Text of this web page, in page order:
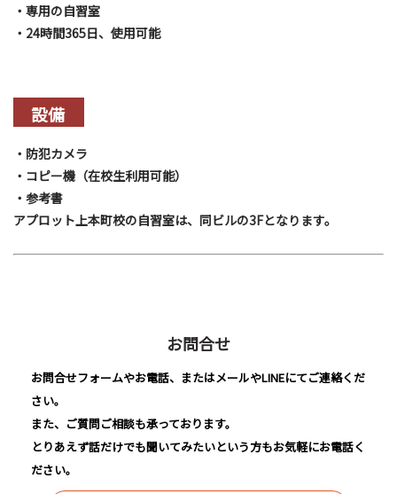
・専用の自習室
・24時間365日、使用可能
設備
・防犯カメラ
・コピー機（在校生利用可能）
・参考書
アプロット上本町校の自習室は、同ビルの3Fとなります。
お問合せ
お問合せフォームやお電話、またはメールやLINEにてご連絡くだ
さい。
また、ご質問ご相談も承っております。
とりあえず話だけでも聞いてみたいという方もお気軽にお電話く
ださい。